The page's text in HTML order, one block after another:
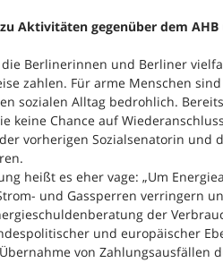
Aktivitäten gegenüber dem AHB
Berlinerinnen und Berliner
zahlen. Für arme Menschen
sozialen Alltag bedrohlich.
keine Chance auf
vorherigen Sozialsenatorin und
heißt es eher vage: „Um
und Gassperren verringern
der
und europäischer
von Zahlungsausfällen